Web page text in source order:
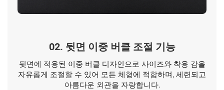
02. 뒷면 이중 버클 조절 기능
뒷면에 적용된 이중 버클 디자인으로 사이즈와 착용 감을
자유롭게 조절할 수 있어 모든 체형에 적합하며, 세련되고
아름다운 외관을 자랑합니다.